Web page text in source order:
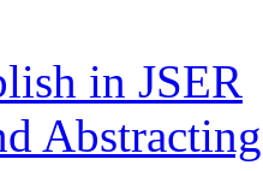
in JSER
Abstracting